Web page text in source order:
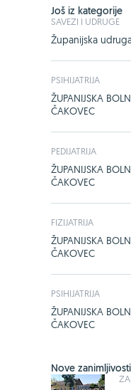
Još iz kategorije
SAVEZI I UDRUGE
Županijska
PSIHIJATRIJA
ŽUPANIJSKA
ČAKOVEC
PEDIJATRIJA
ŽUPANIJSKA
ČAKOVEC
FIZIJATRIJA
ŽUPANIJSKA
ČAKOVEC
PSIHIJATRIJA
ŽUPANIJSKA
ČAKOVEC
Nove zanimljivosti